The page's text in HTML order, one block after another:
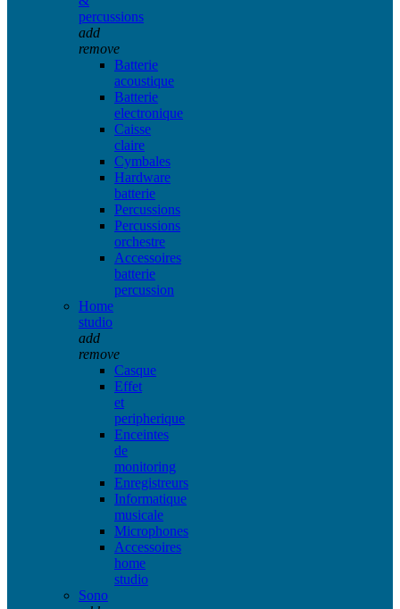
percussions
add
remove
Batterie
acoustique
Batterie
electronique
Caisse
claire
Cymbales
Hardware
batterie
Percussions
Percussions
orchestre
Accessoires
batterie
percussion
Home
studio
add
remove
Casque
Effet
et
peripherique
Enceintes
de
monitoring
Enregistreurs
Informatique
musicale
Microphones
Accessoires
home
studio
Sono